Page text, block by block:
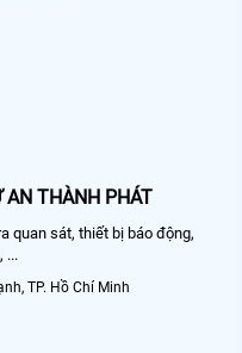
AN THÀNH PHÁT
quan sát, thiết bị báo động,
...
TP. Hồ Chí Minh